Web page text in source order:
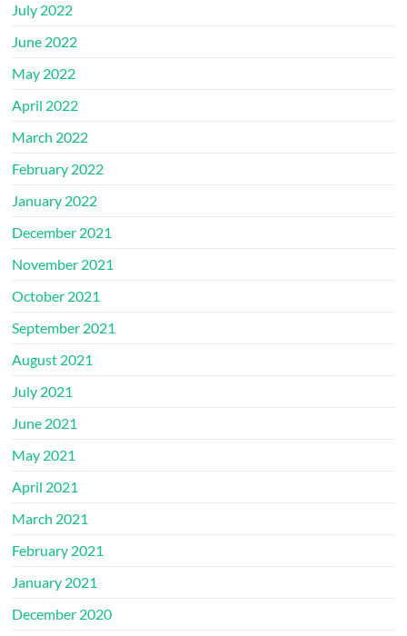
July 2022
June 2022
May 2022
April 2022
March 2022
February 2022
January 2022
December 2021
November 2021
October 2021
September 2021
August 2021
July 2021
June 2021
May 2021
April 2021
March 2021
February 2021
January 2021
December 2020